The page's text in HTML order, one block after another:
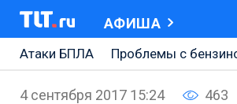
АФИША
Атаки БПЛА
Проблемы с
АВТОВАЗ
4 сентября 2017 15:24 463